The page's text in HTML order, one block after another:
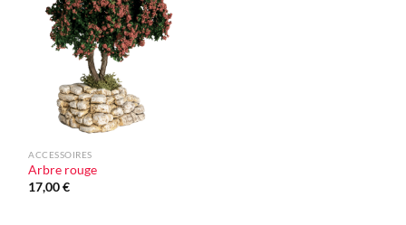
Ajouter
à la liste
d'envie
ACCESSOIRES
Arbre rouge
17,00€